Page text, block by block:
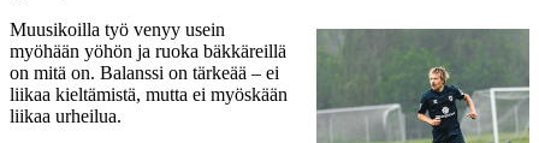
Muusikoilla työ venyy usein
myöhään yöhön ja ruoka bäkkäreillä
on mitä on. Balanssi on tärkeää – ei
liikaa kieltämistä, mutta ei myöskään
liikaa urheilua.